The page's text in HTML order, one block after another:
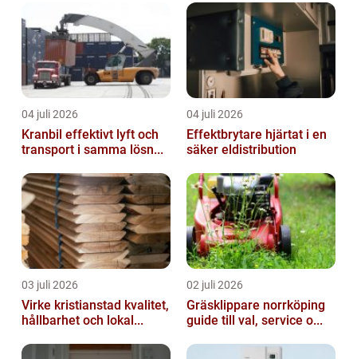
04 juli 2026
Kranbil effektivt lyft och
transport i samma lösn...
04 juli 2026
Effektbrytare hjärtat i en
säker eldistribution
03 juli 2026
Virke kristianstad kvalitet,
hållbarhet och lokal...
02 juli 2026
Gräsklippare norrköping
guide till val, service o...